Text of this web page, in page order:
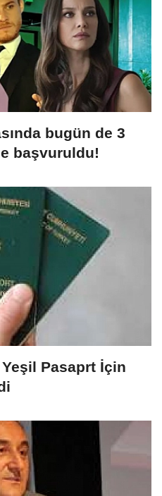
bugün de 3
başvuruldu!
Pasaprt İçin